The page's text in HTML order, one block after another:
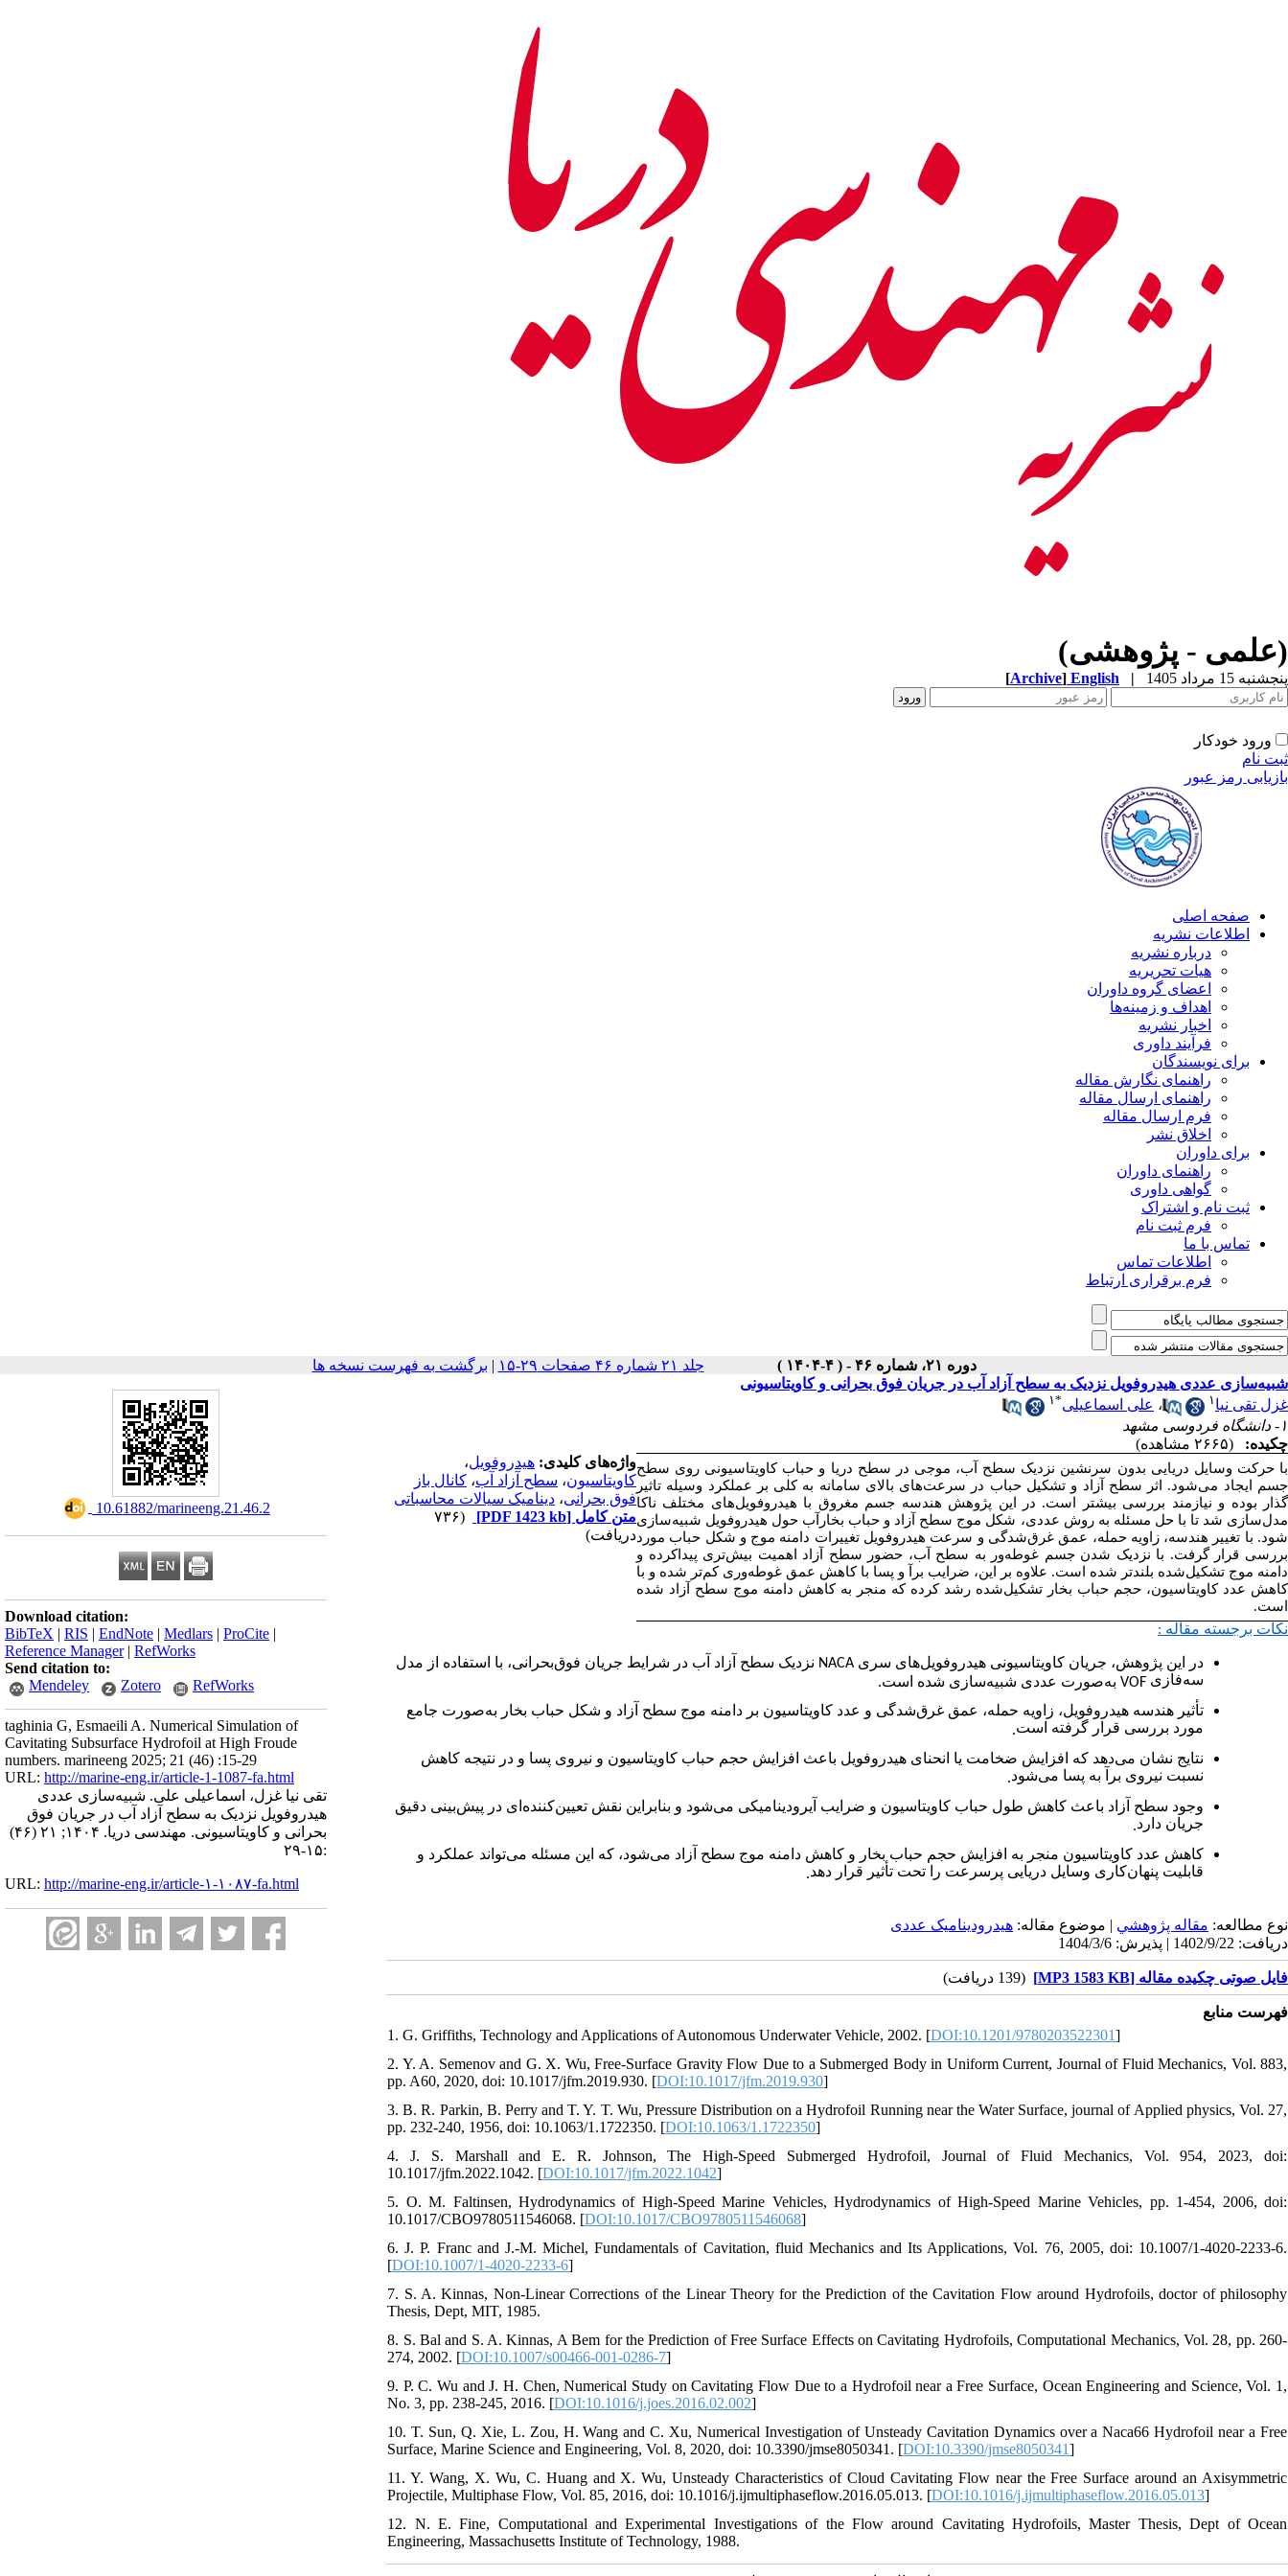
(علمی - پژوهشی)
پنجشنبه 15 مرداد 1405 |
English
[Archive]
ورود خودکار
ثبت نام
بازیابی رمز عبور
صفحه اصلی
اطلاعات نشریه
درباره نشریه
هیات تحریریه
اعضای گروه داوران
اهداف و زمینه‌ها
اخبار نشریه
فرآیند داوری
برای نویسندگان
راهنمای نگارش مقاله
راهنمای ارسال مقاله
فرم ارسال مقاله
اخلاق نشر
برای داوران
راهنمای داوران
گواهی داوری
ثبت نام و اشتراک
فرم ثبت نام
تماس با ما
اطلاعات تماس
فرم برقراری ارتباط
دوره ۲۱، شماره ۴۶ - ( ۴-۱۴۰۴ ) جلد ۲۱ شماره ۴۶ صفحات ۲۹-۱۵ | برگشت به فهرست نسخه ها
‎ 10.61882/marineeng.21.46.2
Download citation:
BibTeX | RIS | EndNote | Medlars | ProCite |
Reference Manager| RefWorks
Send citation to:
Mendeley
Zotero RefWorks
taghinia G, Esmaeili A. Numerical Simulation of
Cavitating Subsurface Hydrofoil at High Froude
numbers. marineeng 2025; 21 (46) :15-29
URL: http://marine-eng.ir/article-1-1087-fa.html
تقی نیا غزل، اسماعیلی علی. شبیه‌سازی عددی
هیدروفویل نزدیک به سطح آزاد آب در جریان فوق‌
بحرانی و کاویتاسیونی. مهندسی دریا. ۱۴۰۴; ۲۱ (۴۶)
:۱۵-۲۹
URL: http://marine-eng.ir/article-۱-۱۰۸۷-fa.html
شبیه‌سازی عددی هیدروفویل نزدیک به سطح آزاد آب در جریان فوق‌ بحرانی و کاویتاسیونی
غزل تقی نیا ۱ ، علی اسماعیلی*۱
۱- دانشگاه فردوسی مشهد
چکیده:
(۲۶۶۵ مشاهده)
با حرکت وسایل دریایی بدون سرنشین نزدیک سطح آب، موجی در سطح دریا و حباب کاویتاسیونی روی سطح
جسم ایجاد می‌شود. اثر سطح آزاد و تشکیل حباب در سرعت‌های بالای سامانه به کلی بر عملکرد وسیله تاثیر
گذار بوده و نیازمند بررسی بیشتر است. در این پژوهش هندسه جسم مغروق با هیدروفویل‌های مختلف ناکا
مدل‌سازی شد تا با حل مسئله به روش عددی، شکل موج سطح آزاد و حباب بخارآب حول هیدروفویل شبیه‌سازی
شود. با تغییر هندسه، زاویه حمله، عمق غرق‌شدگی و سرعت هیدروفویل تغییرات دامنه موج و شکل حباب مورد
بررسی قرار گرفت. با نزدیک شدن جسم غوطه‌ور به سطح آب، حضور سطح آزاد اهمیت بیش‌تری پیداکرده و
دامنه موج تشکیل‌شده بلندتر شده است. علاوه بر این، ضرایب برآ و پسا با کاهش عمق غوطه‌وری کم‌تر شده و با
کاهش عدد کاویتاسیون، حجم حباب بخار تشکیل‌شده رشد کرده که منجر به کاهش دامنه موج سطح آزاد شده
است.
واژه‌های کلیدی: هیدروفویل،
کاویتاسیون، سطح آزاد آب، کانال باز
فوق بحرانی، دینامیک سیالات محاسباتی
متن کامل [PDF 1423 kb]
(۷۳۶
دریافت)
نکات برجسته مقاله :
در این پژوهش، جریان کاویتاسیونی هیدروفویل‌های سری نزدیک سطح آزاد آب در شرایط جریان فوق‌بحرانی، با استفاده از مدل
سه‌فازی به‌صورت عددی شبیه‌سازی شده است.
تأثیر هندسه هیدروفویل، زاویه حمله، عمق غرق‌شدگی و عدد کاویتاسیون بر دامنه موج سطح آزاد و شکل حباب بخار به‌صورت جامع
مورد بررسی قرار گرفته است.
نتایج نشان می‌دهد که افزایش ضخامت یا انحنای هیدروفویل باعث افزایش حجم حباب کاویتاسیون و نیروی پسا و در نتیجه کاهش
نسبت نیروی برآ به پسا می‌شود.
وجود سطح آزاد باعث کاهش طول حباب کاویتاسیون و ضرایب آیرودینامیکی می‌شود و بنابراین نقش تعیین‌کننده‌ای در پیش‌بینی دقیق
جریان دارد.
کاهش عدد کاویتاسیون منجر به افزایش حجم حباب بخار و کاهش دامنه موج سطح آزاد می‌شود، که این مسئله می‌تواند عملکرد و
قابلیت پنهان‌کاری وسایل دریایی پرسرعت را تحت تأثیر قرار دهد.
نوع مطالعه: مقاله پژوهشي | موضوع مقاله: هیدرودینامیک عددی
دریافت: 1402/9/22 | پذیرش: 1404/3/6
فایل صوتی چکیده مقاله [MP3 1583 KB] (139 دریافت)
فهرست منابع
1. G. Griffiths, Technology and Applications of Autonomous Underwater Vehicle, 2002. [DOI:10.1201/9780203522301]
2. Y. A. Semenov and G. X. Wu, Free-Surface Gravity Flow Due to a Submerged Body in Uniform Current, Journal of Fluid Mechanics, Vol. 883,
pp. A60, 2020, doi: 10.1017/jfm.2019.930. [DOI:10.1017/jfm.2019.930]
3. B. R. Parkin, B. Perry and T. Y. T. Wu, Pressure Distribution on a Hydrofoil Running near the Water Surface, journal of Applied physics, Vol. 27,
pp. 232-240, 1956, doi: 10.1063/1.1722350. [DOI:10.1063/1.1722350]
4. J. S. Marshall and E. R. Johnson, The High-Speed Submerged Hydrofoil, Journal of Fluid Mechanics, Vol. 954, 2023, doi:
10.1017/jfm.2022.1042. [DOI:10.1017/jfm.2022.1042]
5. O. M. Faltinsen, Hydrodynamics of High-Speed Marine Vehicles, Hydrodynamics of High-Speed Marine Vehicles, pp. 1-454, 2006, doi:
10.1017/CBO9780511546068. [DOI:10.1017/CBO9780511546068]
6. J. P. Franc and J.-M. Michel, Fundamentals of Cavitation, fluid Mechanics and Its Applications, Vol. 76, 2005, doi: 10.1007/1-4020-2233-6.
[DOI:10.1007/1-4020-2233-6]
7. S. A. Kinnas, Non-Linear Corrections of the Linear Theory for the Prediction of the Cavitation Flow around Hydrofoils, doctor of philosophy
Thesis, Dept, MIT, 1985.
8. S. Bal and S. A. Kinnas, A Bem for the Prediction of Free Surface Effects on Cavitating Hydrofoils, Computational Mechanics, Vol. 28, pp. 260-
274, 2002. [DOI:10.1007/s00466-001-0286-7]
9. P. C. Wu and J. H. Chen, Numerical Study on Cavitating Flow Due to a Hydrofoil near a Free Surface, Ocean Engineering and Science, Vol. 1,
No. 3, pp. 238-245, 2016. [DOI:10.1016/j.joes.2016.02.002]
10. T. Sun, Q. Xie, L. Zou, H. Wang and C. Xu, Numerical Investigation of Unsteady Cavitation Dynamics over a Naca66 Hydrofoil near a Free
Surface, Marine Science and Engineering, Vol. 8, 2020, doi: 10.3390/jmse8050341. [DOI:10.3390/jmse8050341]
11. Y. Wang, X. Wu, C. Huang and X. Wu, Unsteady Characteristics of Cloud Cavitating Flow near the Free Surface around an Axisymmetric
Projectile, Multiphase Flow, Vol. 85, 2016, doi: 10.1016/j.ijmultiphaseflow.2016.05.013. [DOI:10.1016/j.ijmultiphaseflow.2016.05.013]
12. N. E. Fine, Computational and Experimental Investigations of the Flow around Cavitating Hydrofoils, Master Thesis, Dept of Ocean
Engineering, Massachusetts Institute of Technology, 1988.